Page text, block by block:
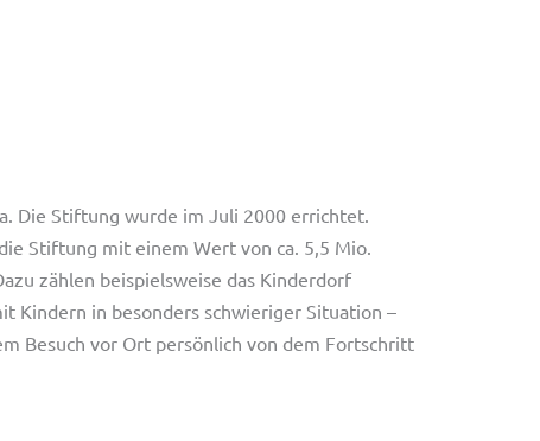
Die Stiftung wurde im Juli 2000 errichtet.
Stiftung mit einem Wert von ca. 5,5 Mio.
zählen beispielsweise das Kinderdorf
Kindern in besonders schwieriger Situation –
Besuch vor Ort persönlich von dem Fortschritt